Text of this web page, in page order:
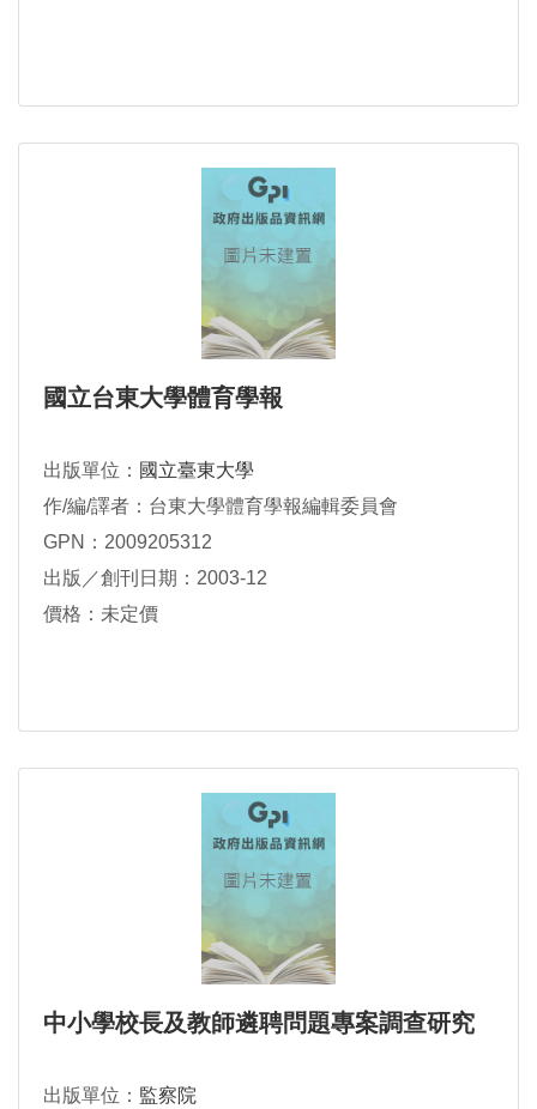
國立台東大學體育學報
出版單位： 國立臺東大學
作/編/譯者：台東大學體育學報編輯委員會
GPN：2009205312
出版／創刊日期：2003-12
價格：未定價
中小學校長及教師遴聘問題專案調查研究
出版單位： 監察院